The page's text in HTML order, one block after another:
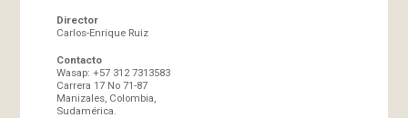
Director
Carlos-Enrique Ruiz
Contacto
Wasap: +57 312 7313583
Carrera 17 No 71-87
Manizales, Colombia,
Sudamérica.